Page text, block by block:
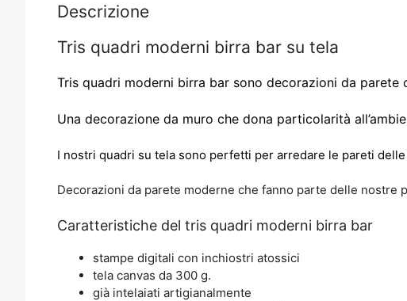
Descrizione
Tris quadri moderni birra bar su tela
Tris quadri moderni birra bar sono decorazioni da
Una decorazione da muro che dona particolarità
I nostri quadri su tela sono perfetti per arredare le pareti
Decorazioni da parete moderne che fanno parte delle nostre
Caratteristiche del tris quadri moderni birra bar
stampe digitali con inchiostri atossici
tela canvas da 300 g.
già intelaiati artigianalmente